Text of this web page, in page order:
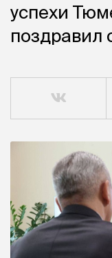
успехи
поздравил